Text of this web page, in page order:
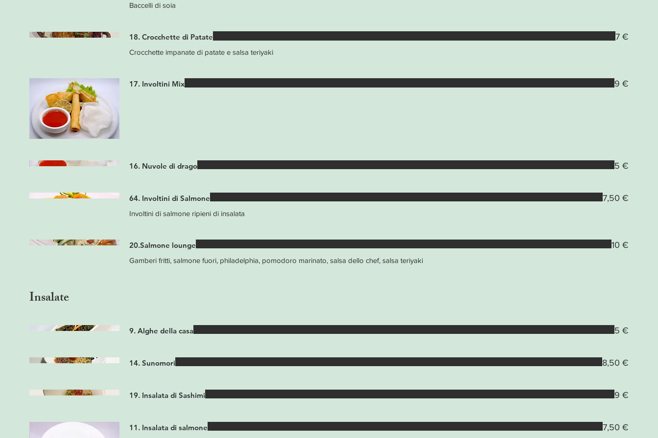
Baccelli di soia
18. Crocchette di Patate
Crocchette impanate di patate e salsa teriyaki
7 €
17. Involtini Mix 9 €
16. Nuvole di drago 5 €
64. Involtini di Salmone
Involtini di salmone ripieni di insalata
7,50 €
20.Salmone lounge
Gamberi fritti, salmone fuori, philadelphia, pomodoro marinato, salsa dello chef, salsa teriyaki
10 €
Insalate
9. Alghe della casa 5 €
14. Sunomori 8,50 €
19. Insalata di Sashimi 9 €
11. Insalata di salmone 7,50 €